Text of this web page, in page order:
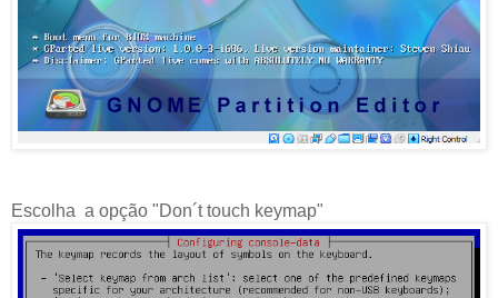
Escolha a opção "Don´t touch keymap"